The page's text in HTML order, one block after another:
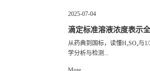
2025-07-04
滴定标准溶液浓度表示
从药典到国标，读懂H₂SO₄与
学分析与检测...